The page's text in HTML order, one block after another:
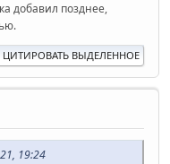
добавил позднее,
ЦИТИРОВАТЬ ВЫДЕЛЕННОЕ
19:24